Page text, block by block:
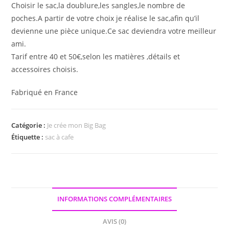
Choisir le sac,la doublure,les sangles,le nombre de
poches.A partir de votre choix je réalise le sac,afin qu’il
devienne une pièce unique.Ce sac deviendra votre meilleur
ami.
Tarif entre 40 et 50€,selon les matières ,détails et
accessoires choisis.
Fabriqué en France
Catégorie : Je crée mon Big Bag
Étiquette : sac à cafe
INFORMATIONS COMPLÉMENTAIRES
AVIS (0)